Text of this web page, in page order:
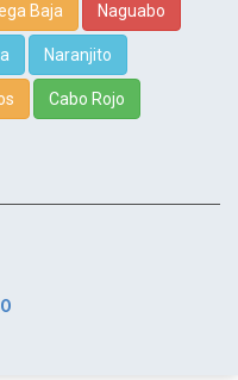
Baja Naguabo
Naranjito
Cabo Rojo